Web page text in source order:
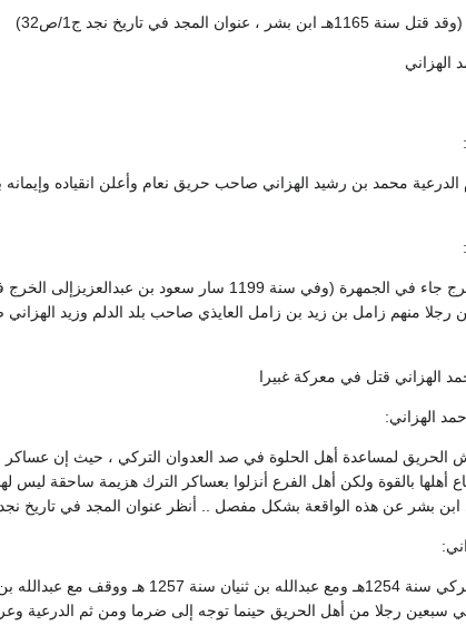
بشر أنه في سنة 1188هـ قدم الدرعية محمد بن رشيد الهزاني صاحب حريق نعام وأعلن
وقد قتل في عام 1199 في معركة في الخرج جاء في الجمهرة (وفي
رجلا منهم زامل بن زيد بن زامل العايذي صاحب بلد الدلم وزيد
على رأس جيش الحريق لمساعدة أهل الحلوة في صد العدوان التركي ، حيث
أهلها بالقوة ولكن أهل الفرع أنزلوا بعساكر الترك هزيمة ساحقة ليس
عن هذه الواقعة بشكل مفصل .. أنظر عنوان المجد في تاريخ نجد ، ج2 ،ص105 إلى ص
رجلا من أهل الحريق حينما توجه إلى ضرما ومن ثم الدرعية وعرقه